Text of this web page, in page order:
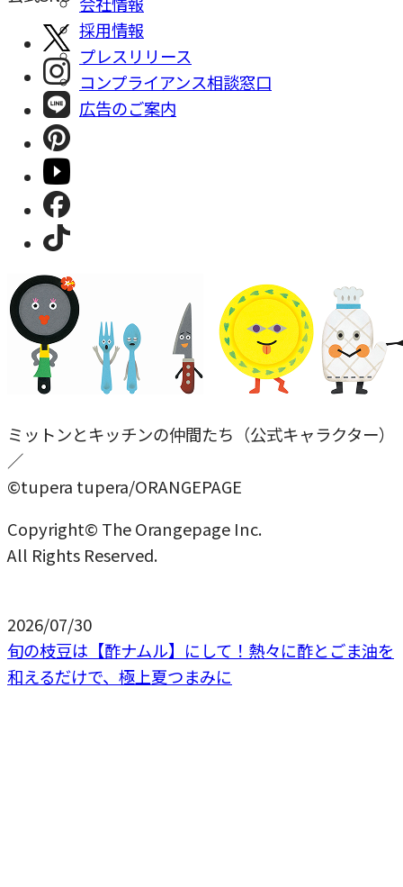
採⽤情報
プレスリリース
コンプライアンス相談窓⼝
広告のご案内
ミットンとキッチンの仲間たち（公式キャラクター）
／
©tupera tupera/ORANGEPAGE
Copyright© The Orangepage Inc.
All Rights Reserved.
2026/07/30
旬の枝豆は【酢ナムル】にして！熱々に酢とごま油を
和えるだけで、極上夏つまみに